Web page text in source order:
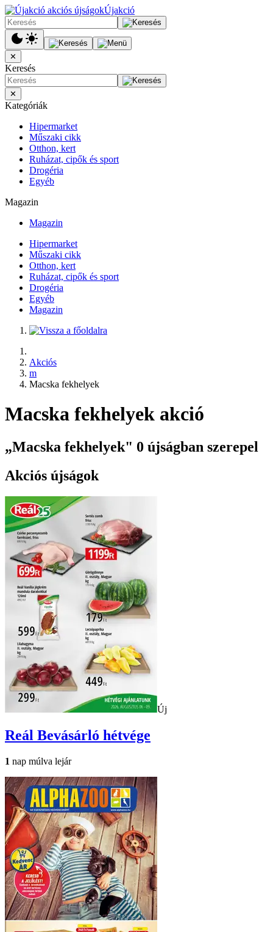
Újakció
✕
Keresés
✕
Kategóriák
Hipermarket
Műszaki cikk
Otthon, kert
Ruházat, cipők és sport
Drogéria
Egyéb
Magazin
Magazin
Hipermarket
Műszaki cikk
Otthon, kert
Ruházat, cipők és sport
Drogéria
Egyéb
Magazin
Akciós
m
Macska fekhelyek
Macska fekhelyek akció
„Macska fekhelyek" 0 újságban szerepel
Akciós újságok
Új
Reál Bevásárló hétvége
1 nap múlva lejár